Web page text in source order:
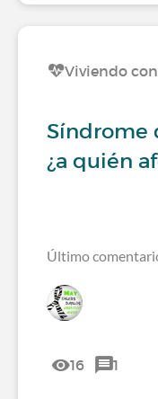
Viviendo
Síndrome
¿a quién
Último
16 1